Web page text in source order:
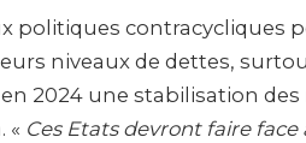
politiques contracycliques
niveaux de dettes,
2024 une stabilisation
« Ces Etats devront faire